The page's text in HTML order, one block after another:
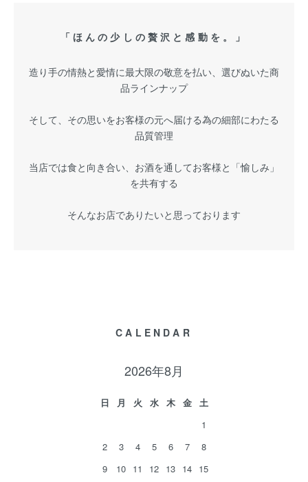
「ほんの少しの贅沢と感動を。」
造り手の情熱と愛情に最大限の敬意を払い、選びぬいた商
品ラインナップ
そして、その思いをお客様の元へ届ける為の細部にわたる
品質管理
当店では食と向き合い、お酒を通してお客様と「愉しみ」
を共有する
そんなお店でありたいと思っております
CALENDAR
2026年8月
日 月 火 水 木 金
土
1
2
3 4 5 6 7
8
9
10 11 12 13 14 15